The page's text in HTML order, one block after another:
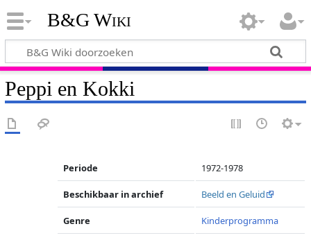
B&G Wiki
Peppi en Kokki
Periode 1972-1978
Beschikbaar in archief Beeld en Geluid
Genre Kinderprogramma